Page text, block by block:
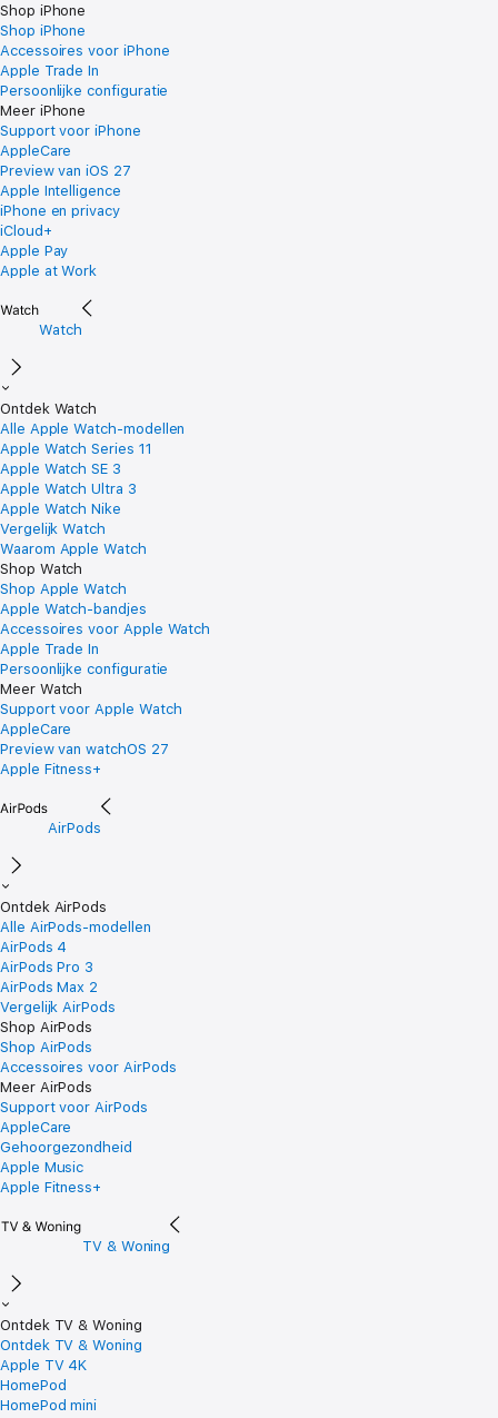
Shop iPhone
Shop iPhone
Accessoires voor iPhone
Apple Trade In
Persoonlijke configuratie
Meer iPhone
Support voor iPhone
AppleCare
Preview van iOS 27
Apple Intelligence
iPhone en privacy
iCloud+
Apple Pay
Apple at Work
Watch
Ontdek Watch
Alle Apple Watch-modellen
Apple Watch Series 11
Apple Watch SE 3
Apple Watch Ultra 3
Apple Watch Nike
Vergelijk Watch
Waarom Apple Watch
Shop Watch
Shop Apple Watch
Apple Watch-bandjes
Accessoires voor Apple Watch
Apple Trade In
Persoonlijke configuratie
Meer Watch
Support voor Apple Watch
AppleCare
Preview van watchOS 27
Apple Fitness+
AirPods
Ontdek AirPods
Alle AirPods-modellen
AirPods 4
AirPods Pro 3
AirPods Max 2
Vergelijk AirPods
Shop AirPods
Shop AirPods
Accessoires voor AirPods
Meer AirPods
Support voor AirPods
AppleCare
Gehoorgezondheid
Apple Music
Apple Fitness+
TV & Woning
Ontdek TV & Woning
Ontdek TV & Woning
Apple TV 4K
HomePod
HomePod mini